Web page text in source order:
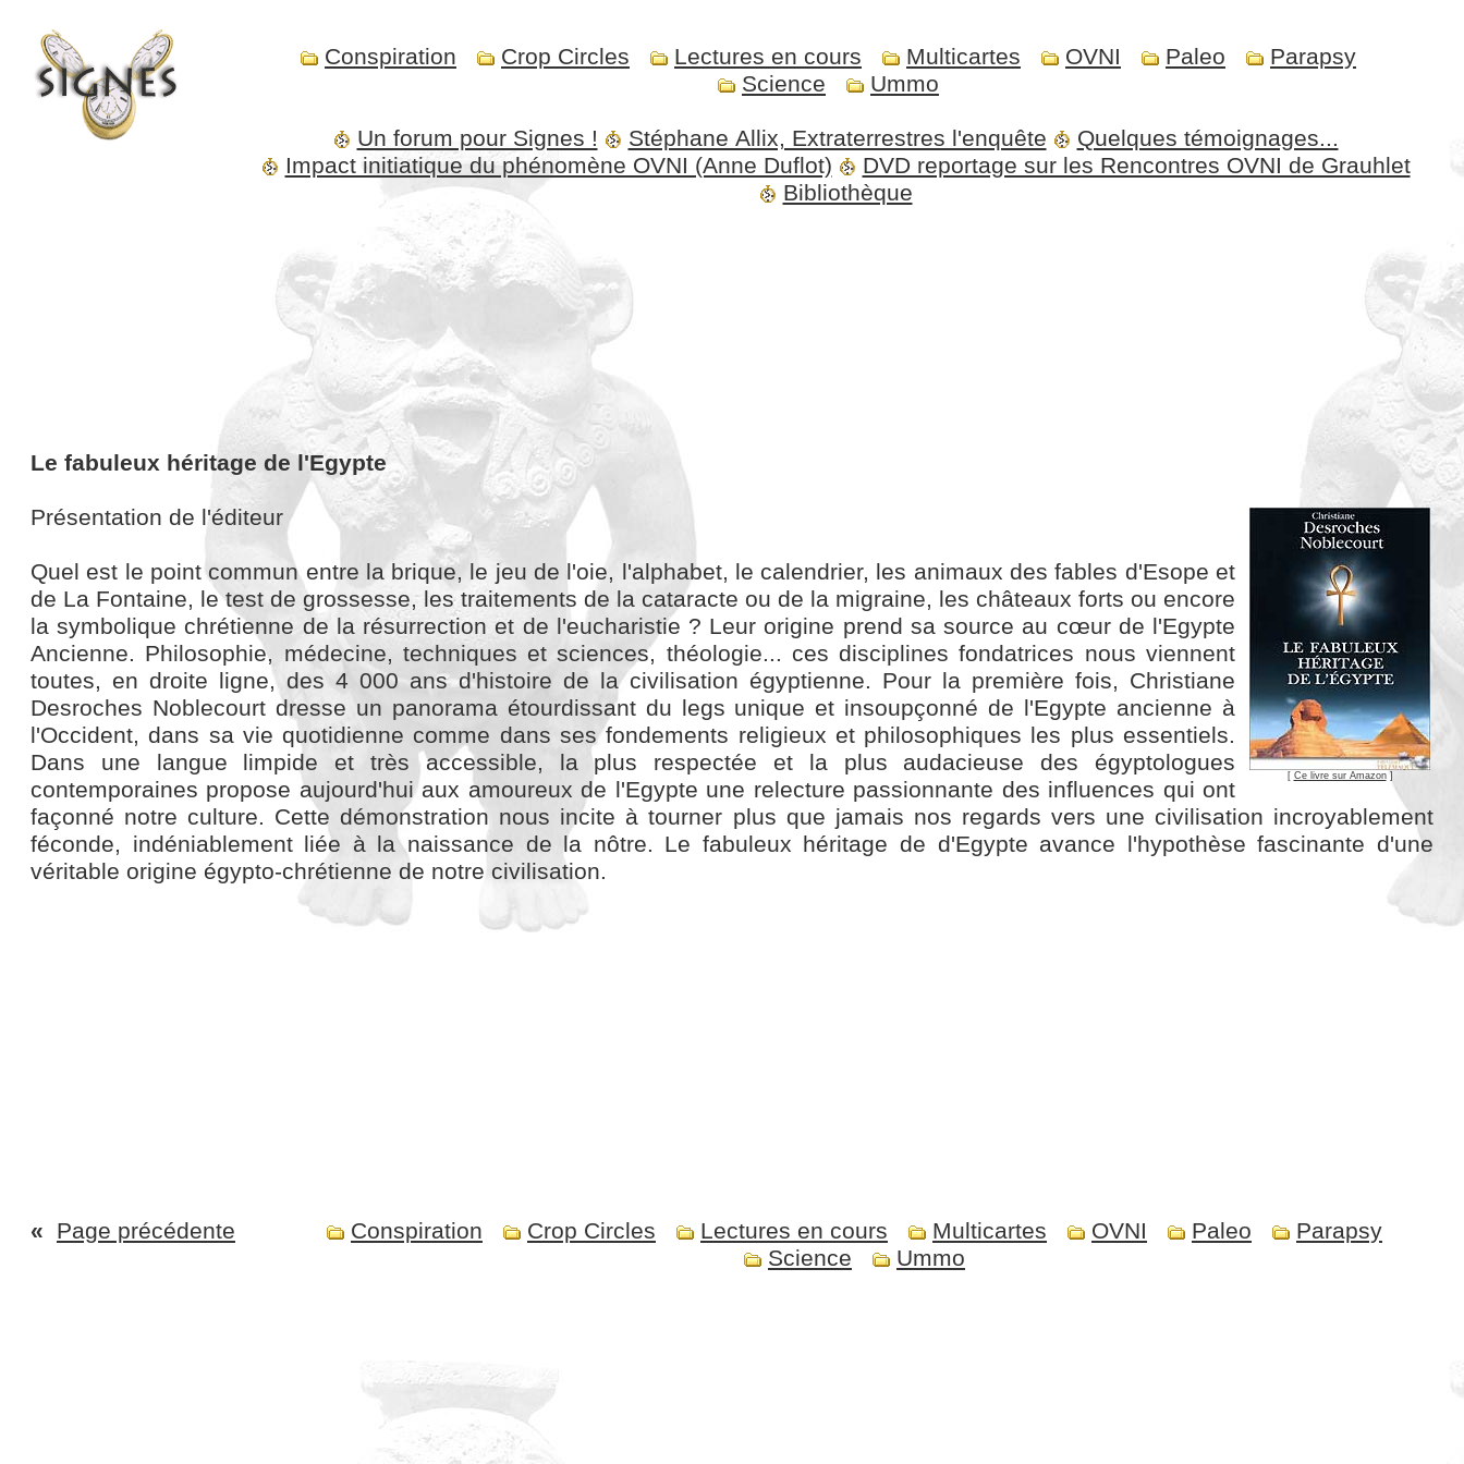
Conspiration Crop Circles Lectures en cours Multicartes OVNI Paleo
Parapsy
Science
Ummo
Un forum pour Signes ! Stéphane Allix, Extraterrestres l'enquête
Quelques témoignages...
Impact initiatique du phénomène OVNI (Anne Duflot)
DVD reportage sur les Rencontres OVNI de Grauhlet
Bibliothèque
Le fabuleux héritage de l'Egypte
[ Ce livre sur Amazon]
Présentation de l'éditeur
Quel est le point commun entre la brique, le jeu de l'oie, l'alphabet, le calendrier, les animaux des fables d'Esope et
de La Fontaine, le test de grossesse, les traitements de la cataracte ou de la migraine, les châteaux forts ou encore
la symbolique chrétienne de la résurrection et de l'eucharistie ? Leur origine prend sa source au cœur de l'Egypte
Ancienne. Philosophie, médecine, techniques et sciences, théologie... ces disciplines fondatrices nous viennent
toutes, en droite ligne, des 4 000 ans d'histoire de la civilisation égyptienne. Pour la première fois, Christiane
Desroches Noblecourt dresse un panorama étourdissant du legs unique et insoupçonné de l'Egypte ancienne à
l'Occident, dans sa vie quotidienne comme dans ses fondements religieux et philosophiques les plus essentiels.
Dans une langue limpide et très accessible, la plus respectée et la plus audacieuse des égyptologues
contemporaines propose aujourd'hui aux amoureux de l'Egypte une relecture passionnante des influences qui ont
façonné notre culture. Cette démonstration nous incite à tourner plus que jamais nos regards vers une civilisation incroyablement
féconde, indéniablement liée à la naissance de la nôtre. Le fabuleux héritage de d'Egypte avance l'hypothèse fascinante d'une
véritable origine égypto-chrétienne de notre civilisation.
« Page précédente Conspiration Crop Circles Lectures en cours Multicartes OVNI Paleo
Parapsy
Science
Ummo